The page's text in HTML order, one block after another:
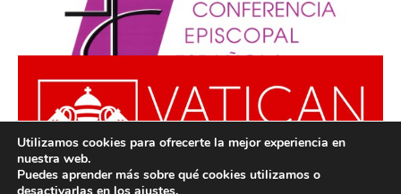
Utilizamos cookies para ofrecerte la mejor experiencia en
nuestra web.
Puedes aprender más sobre qué cookies utilizamos o